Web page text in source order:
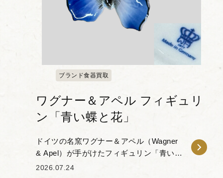
ブランド食器買取
ワグナー＆アペル フィギュリ
ン「青い蝶と花」
ドイツの名窯ワグナー＆アペル（Wagner
& Apel）が手がけたフィギュリン「青い蝶
と花」をお譲りいただきました。 本作
2026.07.24